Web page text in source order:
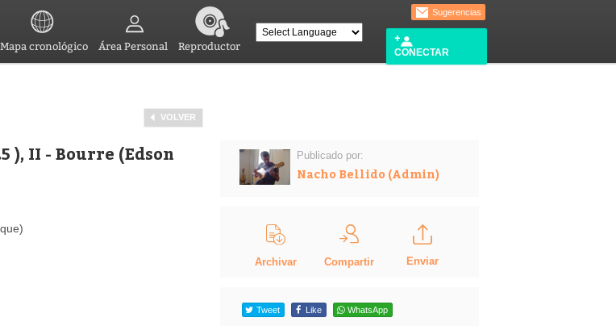
Mapa cronológico Área Personal Reproductor
Sugerencias
CONECTAR
VOLVER
), II - Bourre (Edson
Publicado por:
Nacho Bellido (Admin)
Archivar Compartir Enviar
Tweet Like WhatsApp